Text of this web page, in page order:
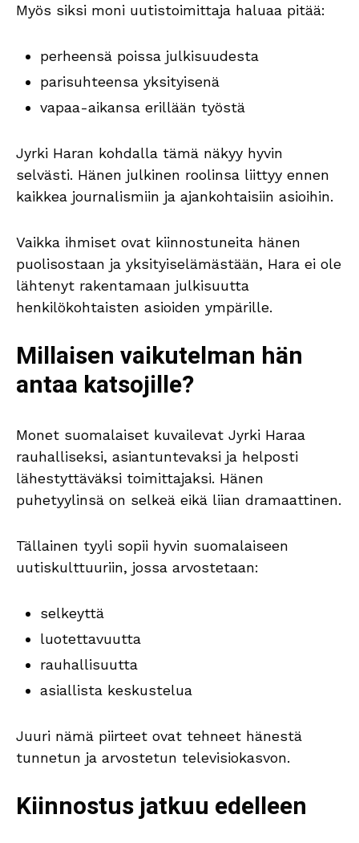
Myös siksi moni uutistoimittaja haluaa pitää:
perheensä poissa julkisuudesta
parisuhteensa yksityisenä
vapaa-aikansa erillään työstä
Jyrki Haran kohdalla tämä näkyy hyvin
selvästi. Hänen julkinen roolinsa liittyy ennen
kaikkea journalismiin ja ajankohtaisiin asioihin.
Vaikka ihmiset ovat kiinnostuneita hänen
puolisostaan ja yksityiselämästään, Hara ei ole
lähtenyt rakentamaan julkisuutta
henkilökohtaisten asioiden ympärille.
Millaisen vaikutelman hän
antaa katsojille?
Monet suomalaiset kuvailevat Jyrki Haraa
rauhalliseksi, asiantuntevaksi ja helposti
lähestyttäväksi toimittajaksi. Hänen
puhetyylinsä on selkeä eikä liian dramaattinen.
Tällainen tyyli sopii hyvin suomalaiseen
uutiskulttuuriin, jossa arvostetaan:
selkeyttä
luotettavuutta
rauhallisuutta
asiallista keskustelua
Juuri nämä piirteet ovat tehneet hänestä
tunnetun ja arvostetun televisiokasvon.
Kiinnostus jatkuu edelleen